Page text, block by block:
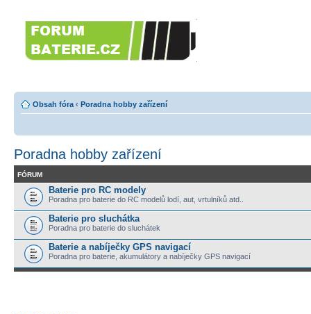
Obsah fóra ‹ Poradna hobby zařízení
Poradna hobby zařízení
FÓRUM
Baterie pro RC modely
Poradna pro baterie do RC modelů lodí, aut, vrtulníků atd..
Baterie pro sluchátka
Poradna pro baterie do sluchátek
Baterie a nabíječky GPS navigací
Poradna pro baterie, akumulátory a nabíječky GPS navigací